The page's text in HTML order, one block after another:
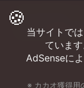
2025年8月9日
水と木の絶妙な
🍪
当サイトで
ていま
AdSenseに
※ カカオ獲得用